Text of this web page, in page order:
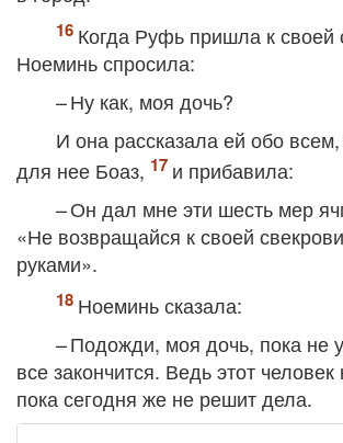
Когда Руфь пришла к своей
Ноеминь спросила:
– Ну как, моя дочь?
И она рассказала ей обо
для нее Боаз,
и прибавила:
– Он дал мне эти шесть мер
«Не возвращайся к своей
руками».
Ноеминь сказала:
– Подожди, моя дочь, пока не
все закончится. Ведь этот человек
пока сегодня же не решит дела.